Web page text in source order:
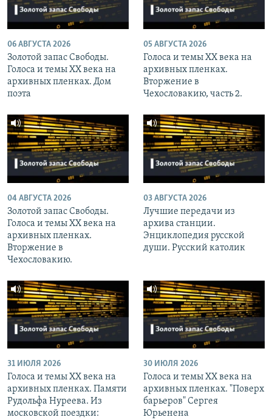
06 АВГУСТА 2026
Золотой запас Свободы.
Голоса и темы XX века на
архивных пленках. Дом
поэта
05 АВГУСТА 2026
Голоса и темы XX века на
архивных пленках.
Вторжение в
Чехословакию, часть 2.
04 АВГУСТА 2026
Золотой запас Свободы.
Голоса и темы XX века на
архивных пленках.
Вторжение в
Чехословакию.
03 АВГУСТА 2026
Лучшие передачи из
архива станции.
Энциклопедия русской
души. Русский католик
31 ИЮЛЯ 2026
Голоса и темы XX века на
архивных пленках. Памяти
Рудольфа Нуреева. Из
московской поездки:
30 ИЮЛЯ 2026
Голоса и темы XX века на
архивных пленках. "Поверх
барьеров" Сергея
Юрьенена